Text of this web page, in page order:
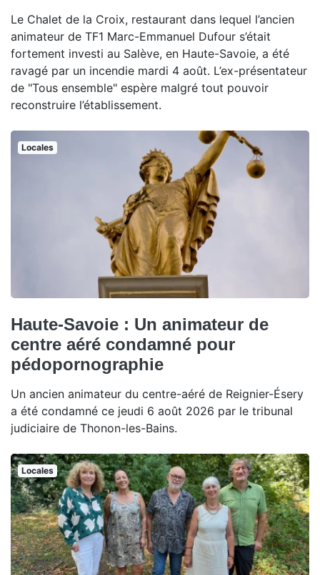
Le Chalet de la Croix, restaurant dans lequel l’ancien
animateur de TF1 Marc-Emmanuel Dufour s’était
fortement investi au Salève, en Haute-Savoie, a été
ravagé par un incendie mardi 4 août. L’ex-présentateur
de "Tous ensemble" espère malgré tout pouvoir
reconstruire l’établissement.
Locales
Haute-Savoie : Un animateur de
centre aéré condamné pour
pédopornographie
Un ancien animateur du centre-aéré de Reignier-Ésery
a été condamné ce jeudi 6 août 2026 par le tribunal
judiciaire de Thonon-les-Bains.
Locales